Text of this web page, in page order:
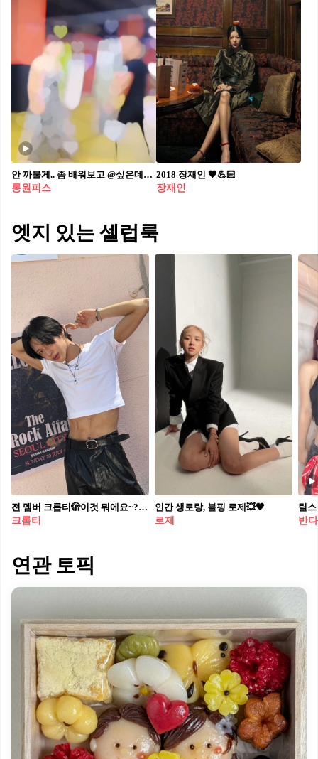
안 까불게.. 좀 배워보고 @싶은데?!🥋🥊🔥
롱원피스
2018 장재인 🖤💪🏻
장재인
엣지 있는 셀럽룩
전 멤버 크롭티🫣이것 뭐에요~? 얼마나 성공하고 싶은건지 감도 안오는 라이즈🧡크롭 찰떡이야
크롭티
인간 생로랑, 블핑 로제💥🖤
로제
반
연관 토픽